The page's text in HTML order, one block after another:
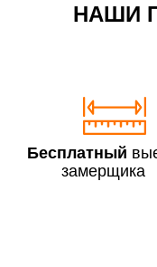
НАШИ
Бесплатный
замерщика